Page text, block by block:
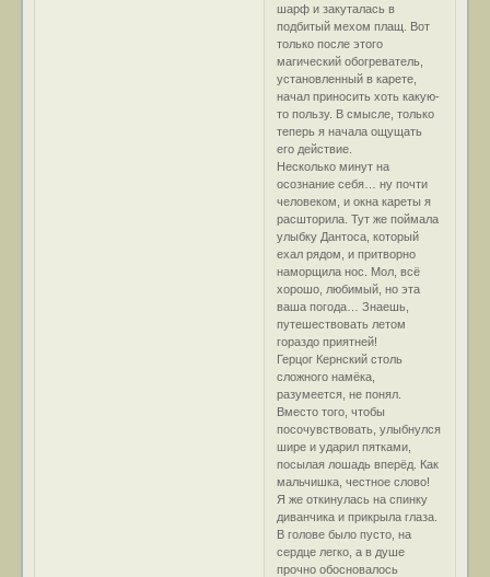
шарф и закуталась в
подбитый мехом плащ. Вот
только после этого
магический обогреватель,
установленный в карете,
начал приносить хоть какую-
то пользу. В смысле, только
теперь я начала ощущать
его действие.
Несколько минут на
осознание себя… ну почти
человеком, и окна кареты я
расшторила. Тут же поймала
улыбку Дантоса, который
ехал рядом, и притворно
наморщила нос. Мол, всё
хорошо, любимый, но эта
ваша погода… Знаешь,
путешествовать летом
гораздо приятней!
Герцог Кернский столь
сложного намёка,
разумеется, не понял.
Вместо того, чтобы
посочувствовать, улыбнулся
шире и ударил пятками,
посылая лошадь вперёд. Как
мальчишка, честное слово!
Я же откинулась на спинку
диванчика и прикрыла глаза.
В голове было пусто, на
сердце легко, а в душе
прочно обосновалось